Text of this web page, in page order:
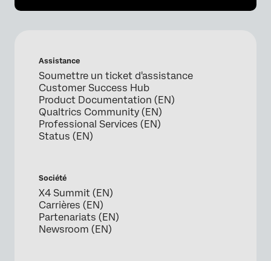
Assistance
Soumettre un ticket d'assistance
Customer Success Hub
Product Documentation (EN)
Qualtrics Community (EN)
Professional Services (EN)
Status (EN)
Société
X4 Summit (EN)
Carrières (EN)
Partenariats (EN)
Newsroom (EN)